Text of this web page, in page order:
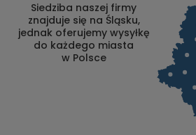
Siedziba naszej firmy
znajduje się na Śląsku,
jednak oferujemy wysyłkę
do każdego miasta
w Polsce